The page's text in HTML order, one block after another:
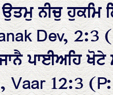
ਨੀਚੁ ਹੁਕਮਿ
Dev, 2:3
ਪਾਈਅਹਿ ਖੋਟੇ
Vaar 12:3